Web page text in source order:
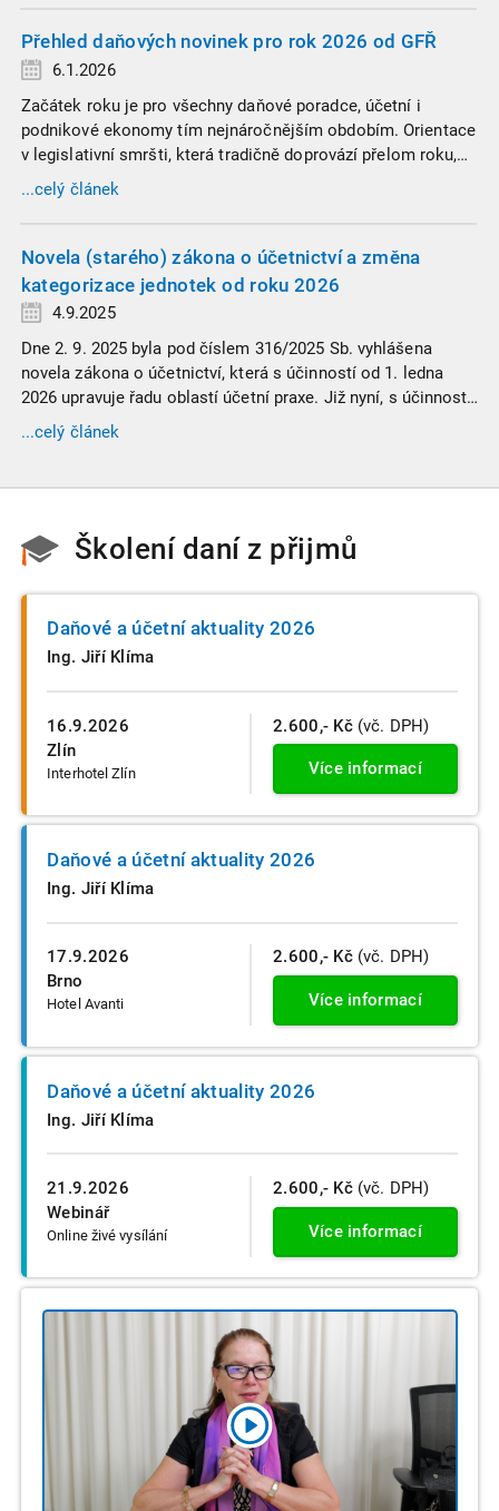
Přehled daňových novinek pro rok 2026 od GFŘ
6.1.2026
Začátek roku je pro všechny daňové poradce, účetní i
podnikové ekonomy tím nejnáročnějším obdobím. Orientace
v legislativní smršti, která tradičně doprovází přelom roku,
vyžaduje nastudovat všechny novely a doprovodné
informace. Generální finanční ředitelství (GFŘ) zveřejnilo
žádného daňového profesionála.
...celý článek
Novela (starého) zákona o účetnictví a změna
kategorizace jednotek od roku 2026
4.9.2025
Dne 2. 9. 2025 byla pod číslem 316/2025 Sb. vyhlášena
novela zákona o účetnictví, která s účinností od 1. ledna
2026 upravuje řadu oblastí účetní praxe. Již nyní, s účinností
od 3. září 2025, platí nová, zvýšená kritéria pro zařazení firem
do velikostních a použijí se zpětně již pro účetní období
...celý článek
Školení daní z přijmů
16.9.2026
Zlín
Interhotel Zlín
Daňové a účetní aktuality 2026
Ing. Jiří Klíma
2.600,- Kč (vč. DPH)
Více informací
17.9.2026
Brno
Hotel Avanti
Daňové a účetní aktuality 2026
Ing. Jiří Klíma
2.600,- Kč (vč. DPH)
Více informací
21.9.2026
Webinář
Online živé vysílání
Daňové a účetní aktuality 2026
Ing. Jiří Klíma
2.600,- Kč (vč. DPH)
Více informací